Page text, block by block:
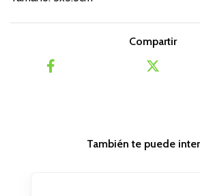
Compartir
También te puede